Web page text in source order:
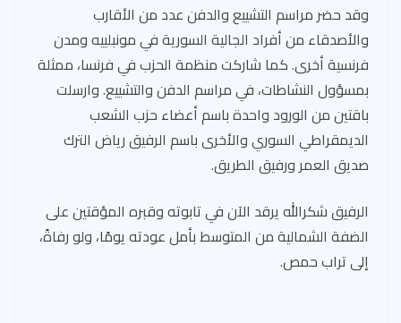
وقد حضر مراسم التشييع والدفن عدد من الأقارب
والأصدقاء من أفراد الجالية السورية في مونبلييه ومدن
فرنسية أخرى. كما شاركت منظمة الحزب في فرنسا، ممثلة
بمسؤول النشاطات، في مراسم الدفن والتشييع. وارسلت
باقتين من الورود واحدة باسم أعضاء حزب الشعب
الديمقراطي السوري والأخرى باسم الرفيق رياض الترك
صديق العمر ورفيق الطريق.
الرفيق شكرالله يرقد الآن في تابوته وقبره المؤقتين على
الضفة الشمالية من المتوسط بأمل عودته يومًا، ولو رفاةً،
إلى تراب حمص.